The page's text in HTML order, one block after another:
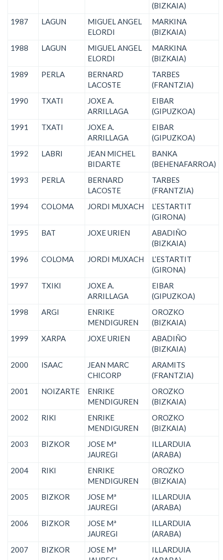
(BIZKAIA)
1987
LAGUN
MIGUEL ANGEL
ELORDI
MARKINA
(BIZKAIA)
1988
LAGUN
MIGUEL ANGEL
ELORDI
MARKINA
(BIZKAIA)
1989
PERLA
BERNARD
LACOSTE
TARBES
(FRANTZIA)
1990
TXATI
JOXE A.
ARRILLAGA
EIBAR
(GIPUZKOA)
1991
TXATI
JOXE A.
ARRILLAGA
EIBAR
(GIPUZKOA)
1992
LABRI
JEAN MICHEL
BIDARTE
BANKA
(BEHENAFARROA)
1993
PERLA
BERNARD
LACOSTE
TARBES
(FRANTZIA)
1994
COLOMA JORDI MUXACH
L’ESTARTIT
(GIRONA)
1995
BAT JOXE URIEN
ABADIÑO
(BIZKAIA)
1996
COLOMA JORDI MUXACH
L’ESTARTIT
(GIRONA)
1997
TXIKI
JOXE A.
ARRILLAGA
EIBAR
(GIPUZKOA)
1998
ARGI
ENRIKE
MENDIGUREN
OROZKO
(BIZKAIA)
1999
XARPA JOXE URIEN
ABADIÑO
(BIZKAIA)
2000
ISAAC
JEAN MARC
CHICORP
ARAMITS
(FRANTZIA)
2001
NOIZARTE
ENRIKE
MENDIGUREN
OROZKO
(BIZKAIA)
2002
RIKI
ENRIKE
MENDIGUREN
OROZKO
(BIZKAIA)
2003
BIZKOR
JOSE Mª
JAUREGI
ILLARDUIA
(ARABA)
2004
RIKI
ENRIKE
MENDIGUREN
OROZKO
(BIZKAIA)
2005
BIZKOR
JOSE Mª
JAUREGI
ILLARDUIA
(ARABA)
2006
BIZKOR
JOSE Mª
JAUREGI
ILLARDUIA
(ARABA)
2007
BIZKOR
JOSE Mª
ILLARDUIA